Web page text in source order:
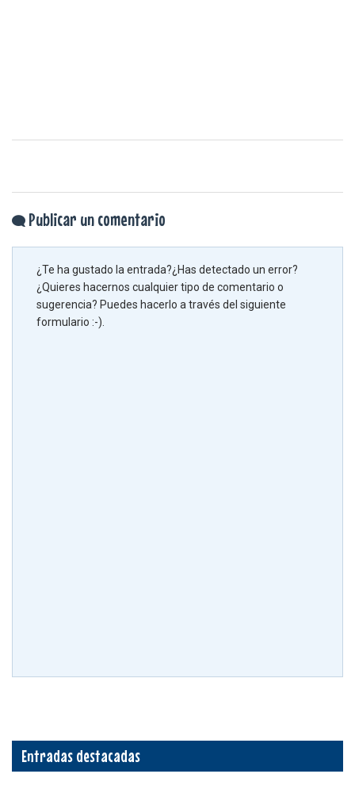
Publicar un comentario
¿Te ha gustado la entrada?¿Has detectado un error?
¿Quieres hacernos cualquier tipo de comentario o
sugerencia? Puedes hacerlo a través del siguiente
formulario :-).
Entradas destacadas